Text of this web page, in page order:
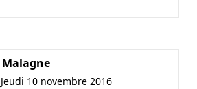
Malagne
Jeudi 10 novembre 2016